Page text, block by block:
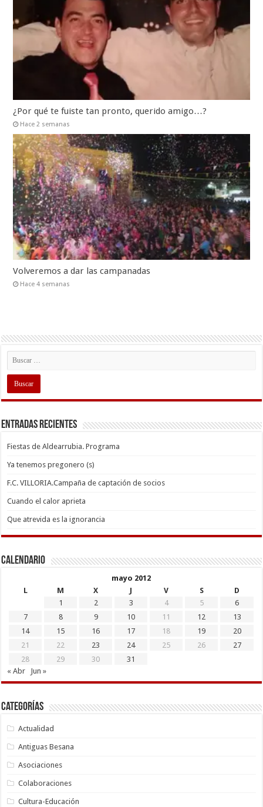
¿Por qué te fuiste tan pronto, querido amigo…?
Hace 2 semanas
Volveremos a dar las campanadas
Hace 4 semanas
Entradas recientes
Fiestas de Aldearrubia. Programa
Ya tenemos pregonero (s)
F.C. VILLORIA.Campaña de captación de socios
Cuando el calor aprieta
Que atrevida es la ignorancia
Calendario
mayo 2012
L
M X J V S
D
1
2 3 4 5
6
7
8 9 10 11 12
13
14
15 16 17 18 19
20
21
22 23 24 25 26
27
28
29 30
31
« Abr
Jun »
Categorías
Actualidad
Antiguas Besana
Asociaciones
Colaboraciones
Cultura-Educación